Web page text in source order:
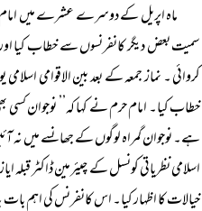
ماہ اپریل کے دوسرے عشرے میں امام حرم
کروائی ۔ نماز جمعہ کے بعد بین الاقوامی
خطاب کیا۔ امام حرم نے کہا کہ’’ نوجوان
ہے۔ نوجوان گمراہ لوگوں کے جھانسے میں نہ
اسلامی نظریاتی کونسل کے چیئرمین ڈاکٹر
خیالات کا اظہار کیا۔ اس کانفرنس کی اہم